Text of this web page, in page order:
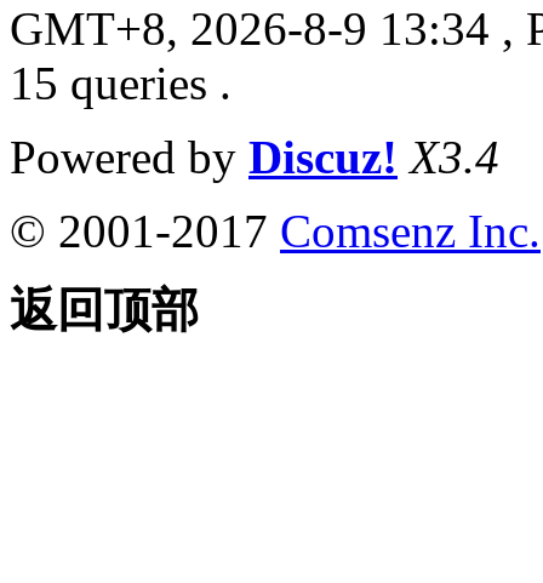
GMT+8, 2026-8-9 13:34 ,
15 queries .
Powered by Discuz! X3.4
© 2001-2017 Comsenz Inc.
返回顶部